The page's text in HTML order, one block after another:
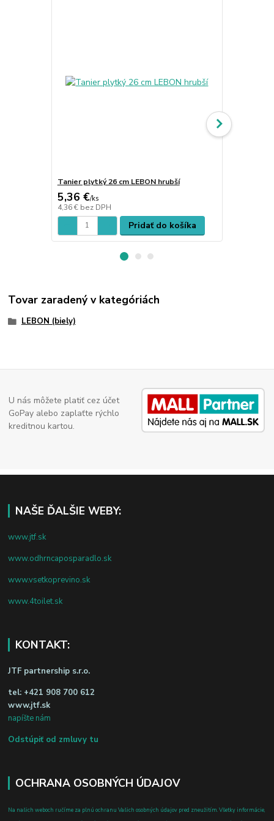
Tanier plytký 26 cm LEBON hrubší
5,36 €/ks
4,36 € bez DPH
Pridať do košíka
Tovar zaradený v kategóriách
LEBON (biely)
U nás môžete platiť cez účet
GoPay alebo zaplaťte rýchlo
kreditnou kartou.
NAŠE ĎALŠIE WEBY:
www.jtf.sk
www.odhrncaposparadlo.sk
www.vsetkoprevino.sk
www.4toilet.sk
KONTAKT:
JTF partnership s.r.o.
tel: +421 908 700 612
www.jtf.sk
napíšte nám
Odstúpiť od zmluvy tu
OCHRANA OSOBNÝCH ÚDAJOV
Na našich weboch ručíme za plnú ochranu Vašich osobných údajov pred zneužitím. Všetky informácie,